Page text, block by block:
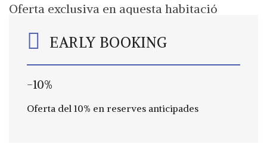
Oferta exclusiva en aquesta habitació
EARLY BOOKING
-10%
Oferta del 10% en reserves anticipades